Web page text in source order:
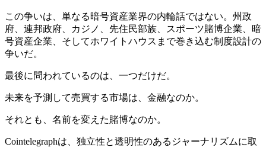
この争いは、単なる暗号資産業界の内輪話ではない。州政
府、連邦政府、カジノ、先住民部族、スポーツ賭博企業、暗
号資産企業、そしてホワイトハウスまで巻き込む制度設計の
争いだ。
最後に問われているのは、一つだけだ。
未来を予測して売買する市場は、金融なのか。
それとも、名前を変えた賭博なのか。
Cointelegraphは、独立性と透明性のあるジャーナリズムに取